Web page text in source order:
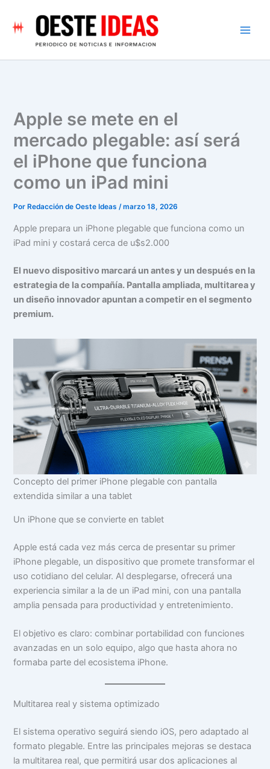
contenido
Apple se mete en el
mercado plegable: así será
el iPhone que funciona
como un iPad mini
Por Redacción de Oeste Ideas/marzo 18, 2026
Apple prepara un iPhone plegable que funciona como un
iPad mini y costará cerca de u$s2.000
El nuevo dispositivo marcará un antes y un después en la
estrategia de la compañía. Pantalla ampliada, multitarea y
un diseño innovador apuntan a competir en el segmento
premium.
Concepto del primer iPhone plegable con pantalla
extendida similar a una tablet
Un iPhone que se convierte en tablet
Apple está cada vez más cerca de presentar su primer
iPhone plegable, un dispositivo que promete transformar el
uso cotidiano del celular. Al desplegarse, ofrecerá una
experiencia similar a la de un iPad mini, con una pantalla
amplia pensada para productividad y entretenimiento.
El objetivo es claro: combinar portabilidad con funciones
avanzadas en un solo equipo, algo que hasta ahora no
formaba parte del ecosistema iPhone.
Multitarea real y sistema optimizado
El sistema operativo seguirá siendo iOS, pero adaptado al
formato plegable. Entre las principales mejoras se destaca
la multitarea real, que permitirá usar dos aplicaciones al